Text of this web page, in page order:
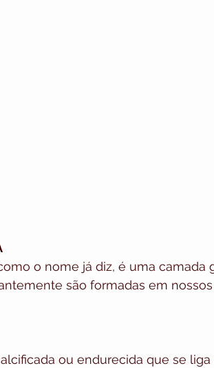
o nome já diz, é uma camada
são formadas em
ou endurecida que se